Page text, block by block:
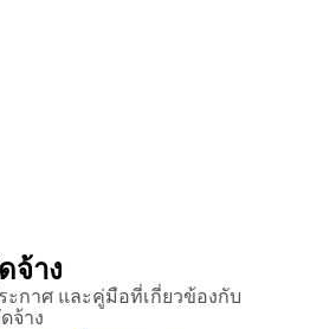
จ้าง
ะกาศ และคู่มือที่เกี่ยวข้องกับ
จ้าง